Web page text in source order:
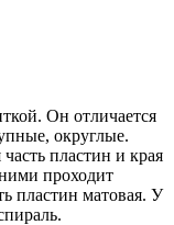
Он отличается
округлые.
пластин и края
проходит
пластин матовая. У